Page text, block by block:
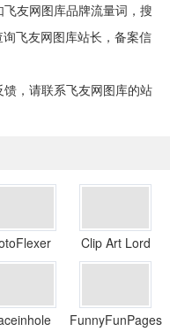
友网图库品牌流量词，搜
飞友网图库站长，备案信
，请联系飞友网图库的站
Clip Art Lord
FunnyFunPages